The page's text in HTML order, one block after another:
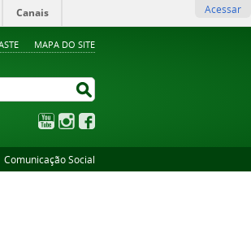
MAPA DO SITE
Canais Acessar
YouTubeInstagram
Comunicação Social